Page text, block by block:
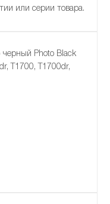
или серии товара.
Photo Black
T1700, T1700dr,